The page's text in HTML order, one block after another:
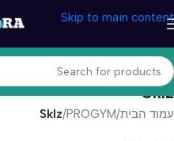
Skip to main content
Sklz
עמוד הבית/
PROGYM
/
Sklz